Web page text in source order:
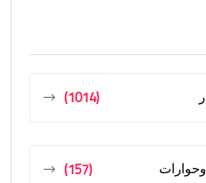
(1014)
(157)